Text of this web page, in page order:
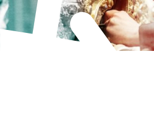
Zum Inhalt springen